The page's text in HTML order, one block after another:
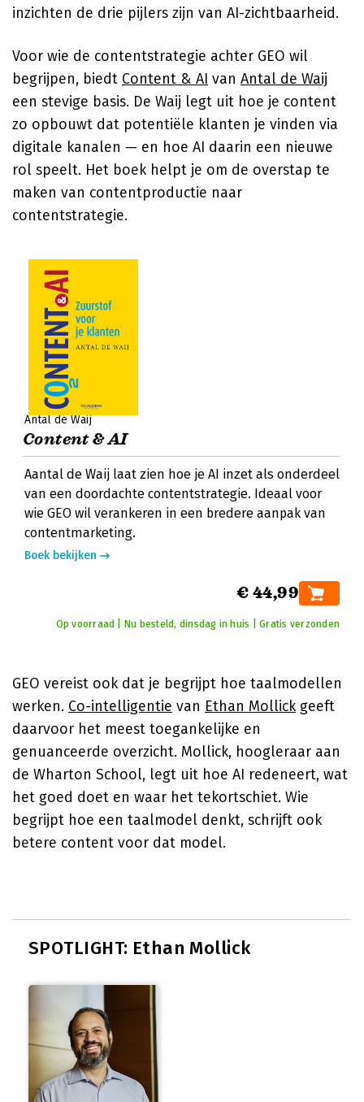
inzichten de drie pijlers zijn van AI-zichtbaarheid.
Voor wie de contentstrategie achter GEO wil
begrijpen, biedt Content & AI van Antal de Waij
een stevige basis. De Waij legt uit hoe je content
zo opbouwt dat potentiële klanten je vinden via
digitale kanalen — en hoe AI daarin een nieuwe
rol speelt. Het boek helpt je om de overstap te
maken van contentproductie naar
contentstrategie.
Antal de Waij
Content & AI
Aantal de Waij laat zien hoe je AI inzet als onderdeel
van een doordachte contentstrategie. Ideaal voor
wie GEO wil verankeren in een bredere aanpak van
contentmarketing.
Boek bekijken
€ 44,99
Op voorraad | Nu besteld, dinsdag in huis | Gratis verzonden
GEO vereist ook dat je begrijpt hoe taalmodellen
werken. Co-intelligentie van Ethan Mollickgeeft
daarvoor het meest toegankelijke en
genuanceerde overzicht. Mollick, hoogleraar aan
de Wharton School, legt uit hoe AI redeneert, wat
het goed doet en waar het tekortschiet. Wie
begrijpt hoe een taalmodel denkt, schrijft ook
betere content voor dat model.
SPOTLIGHT: Ethan Mollick